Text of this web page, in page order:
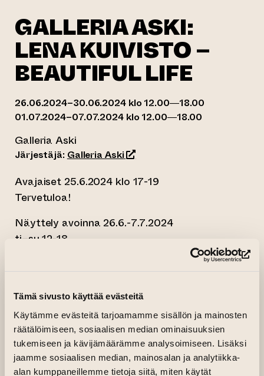
Tämä sivusto käyttää evästeitä
Käytämme evästeitä tarjoamamme sisällön ja mainosten
räätälöimiseen, sosiaalisen median ominaisuuksien
tukemiseen ja kävijämäärämme analysoimiseen. Lisäksi
jaamme sosiaalisen median, mainosalan ja analytiikka-
alan kumppaneillemme tietoja siitä, miten käytät
GALLERIA ASKI:
LENA KUIVISTO –
BEAUTIFUL LIFE
26.06.2024–30.06.2024 klo 12.00—18.00
01.07.2024–07.07.2024 klo 12.00—18.00
Galleria Aski
Järjestäjä: Galleria Aski(siirtyy toiseen
Avajaiset 25.6.2024 klo 17-19
Tervetuloa!
Näyttely avoinna 26.6.-7.7.2024
ti–su 12-18
Kuvataiteilija Lena Kuiviston yksityisnäyttely
Askissa. Kuivisto tuo kesänäyttelyyn uusimpia
abstrakteja maalauksiaan, jotka käsittelevät
kauneutta, rakkautta ja tunnetta, että kaikki
on hyvin. Näyttelyn teokset ovat syntyneet
spontaanisti ja maalausprosessi on ollut nopea.